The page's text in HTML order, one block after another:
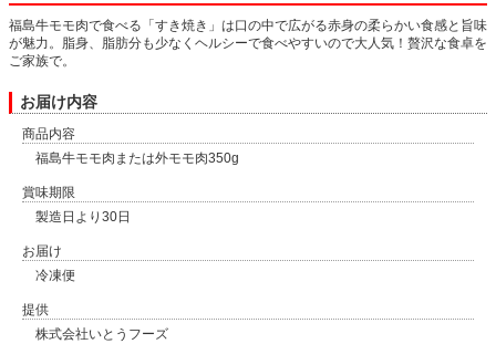
福島牛モモ肉で食べる「すき焼き」は口の中で広がる赤身の柔らかい食感と旨味
が魅力。脂身、脂肪分も少なくヘルシーで食べやすいので大人気！贅沢な食卓を
ご家族で。
お届け内容
商品内容
福島牛モモ肉または外モモ肉350g
賞味期限
製造日より30日
お届け
冷凍便
提供
株式会社いとうフーズ